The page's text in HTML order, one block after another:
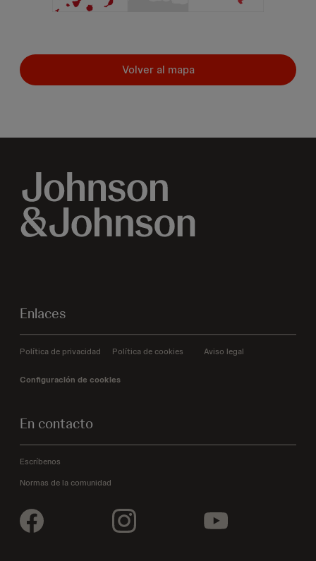
Volver al mapa
Enlaces
Política de privacidad Política de cookies Aviso legal
Configuración de cookies
En contacto
Escríbenos
Normas de la comunidad